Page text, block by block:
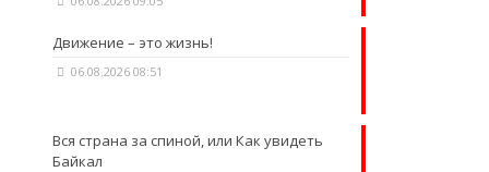
Движение – это жизнь!
06.08.2026 08:51
Вся страна за спиной, или Как увидеть
Байкал